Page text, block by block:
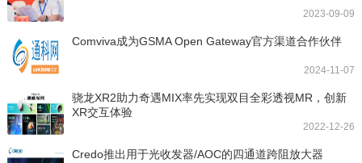
2023-09-09
Comviva成为GSMA Open Gateway官方渠道合作伙伴
2024-11-07
骁龙XR2助力奇遇MIX率先实现双目全彩透视MR，创新
XR交互体验
2022-12-26
Credo推出用于光收发器/AOC的四通道跨阻放大器